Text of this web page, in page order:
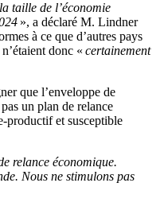
taille de l’économie
», a déclaré M. Lindner
à ce que d’autres pays
donc « certainement
que l’enveloppe de
un plan de relance
productif et susceptible
relance économique.
Nous ne stimulons pas